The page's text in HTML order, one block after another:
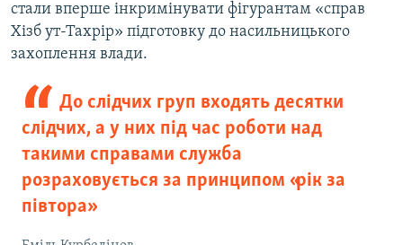
стали вперше інкримінувати фігурантам «справ
Хізб ут-Тахрір» підготовку до насильницького
захоплення влади.
До слідчих груп входять десятки
слідчих, а у них під час роботи над
такими справами служба
розраховується за принципом «рік за
півтора»